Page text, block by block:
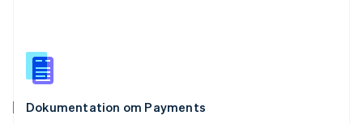
Dokumentation om Payments
Español
Storbritannien
Sverige